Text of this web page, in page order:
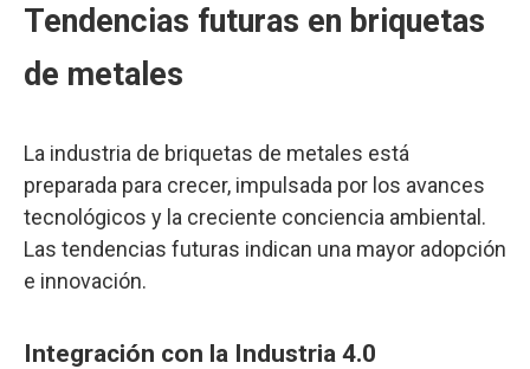
Tendencias futuras en briquetas
de metales
La industria de briquetas de metales está
preparada para crecer, impulsada por los avances
tecnológicos y la creciente conciencia ambiental.
Las tendencias futuras indican una mayor adopción
e innovación.
Integración con la Industria 4.0